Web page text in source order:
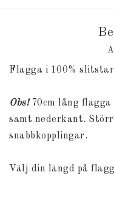
Flagga i 100%
Obs!70cm lång flagga
samt nederkant.
snabbkopplingar.
Välj din längd på